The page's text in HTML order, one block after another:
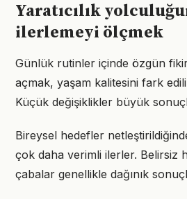
Yaratıcılık
ilerlemeyi ölçmek
Günlük rutinler içinde özgün
açmak, yaşam kalitesini fark
Küçük değişiklikler büyük
Bireysel hedefler
çok daha verimli ilerler. Belirsiz
çabalar genellikle dağınık